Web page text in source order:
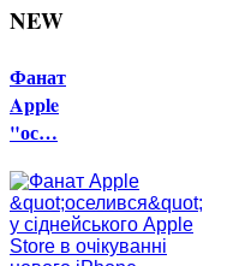
NEW
Фанат
Apple
"ос…